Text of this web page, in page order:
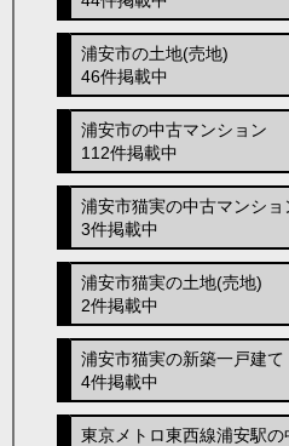
浦安市の土地(売地)
46件掲載中
浦安市の中古マンション
112件掲載中
浦安市猫実の中古マンショ
3件掲載中
浦安市猫実の土地(売地)
2件掲載中
浦安市猫実の新築一戸建て
4件掲載中
東京メトロ東西線浦安駅の